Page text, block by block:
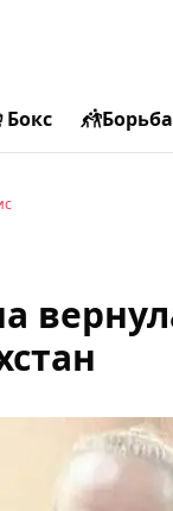
Бокс Борьба